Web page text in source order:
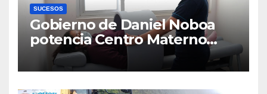
SUCESOS
Gobierno de Daniel Noboa
potencia Centro Materno
Infantil y Emergencias en
Cuenca con nuevos equipos